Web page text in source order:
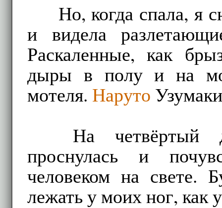
Но, когда спала, я
и видела
Раскаленные, как
дыры в полу и на
мотеля. Наруто
На четвёртый
проснулась и
человеком на свете.
лежать у моих ног, как